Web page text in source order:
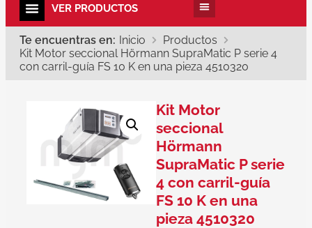
Te encuentras en: Inicio
Productos
Kit Motor seccional Hörmann SupraMatic P serie 4
con carril-guía FS 10 K en una pieza 4510320
Kit Motor
seccional
Hörmann
SupraMatic P serie
4 con carril-guía
FS 10 K en una
pieza 4510320